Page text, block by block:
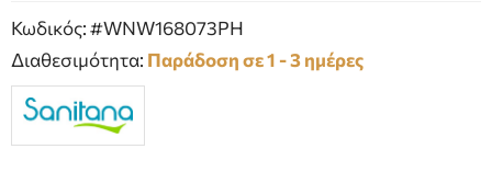
Κωδικός: #WNW168073PH
Διαθεσιμότητα: Παράδοση σε 1 - 3 ημέρες